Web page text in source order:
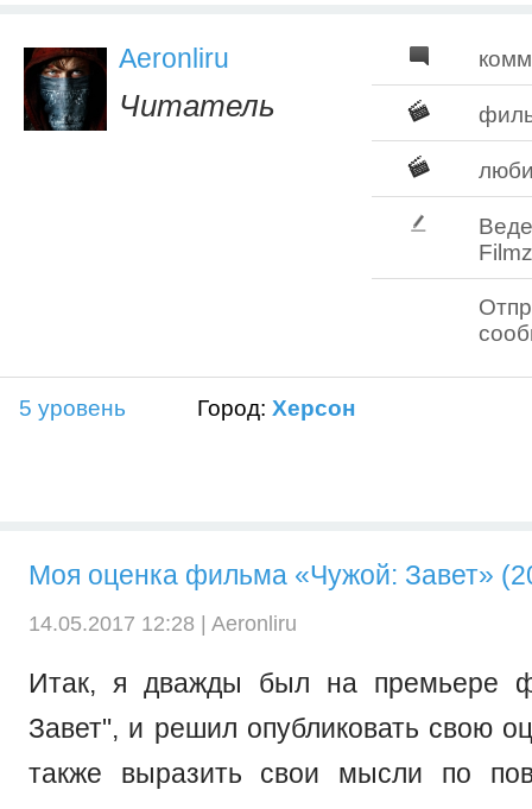
Aeronliru
Читатель
5 уровень Город: Херсон
Моя оценка фильма «Чужой: Завет»
14.05.2017 12:28 | Aeronliru
Итак, я дважды был на премьере
Завет", и решил опубликовать свою
также выразить свои мысли по